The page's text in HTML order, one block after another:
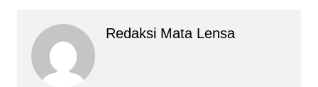
Redaksi Mata Lensa